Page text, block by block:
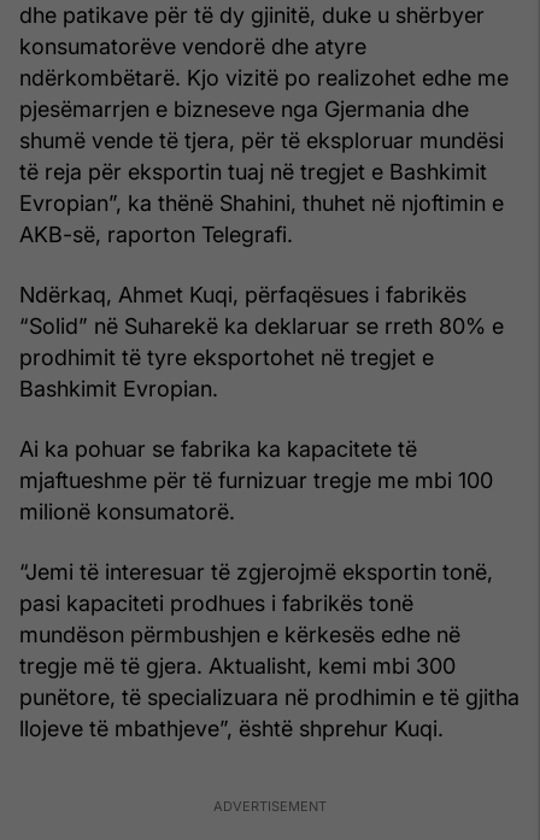
dhe patikave për të dy gjinitë, duke u shërbyer
konsumatorëve vendorë dhe atyre
ndërkombëtarë. Kjo vizitë po realizohet edhe me
pjesëmarrjen e bizneseve nga Gjermania dhe
shumë vende të tjera, për të eksploruar mundësi
të reja për eksportin tuaj në tregjet e Bashkimit
Evropian”, ka thënë Shahini, thuhet në njoftimin e
AKB-së, raporton Telegrafi.
Ndërkaq, Ahmet Kuqi, përfaqësues i fabrikës
“Solid” në Suharekë ka deklaruar se rreth 80% e
prodhimit të tyre eksportohet në tregjet e
Bashkimit Evropian.
Ai ka pohuar se fabrika ka kapacitete të
mjaftueshme për të furnizuar tregje me mbi 100
milionë konsumatorë.
“Jemi të interesuar të zgjerojmë eksportin tonë,
pasi kapaciteti prodhues i fabrikës tonë
mundëson përmbushjen e kërkesës edhe në
tregje më të gjera. Aktualisht, kemi mbi 300
punëtore, të specializuara në prodhimin e të gjitha
llojeve të mbathjeve”, është shprehur Kuqi.